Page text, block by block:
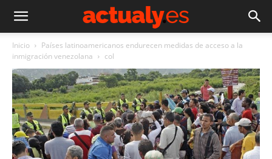
Inicio
Países latinoamericanos endurecen medidas de acceso a la
inmigración venezolana
col